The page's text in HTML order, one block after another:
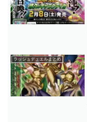
ラッシュデュエルまとめ